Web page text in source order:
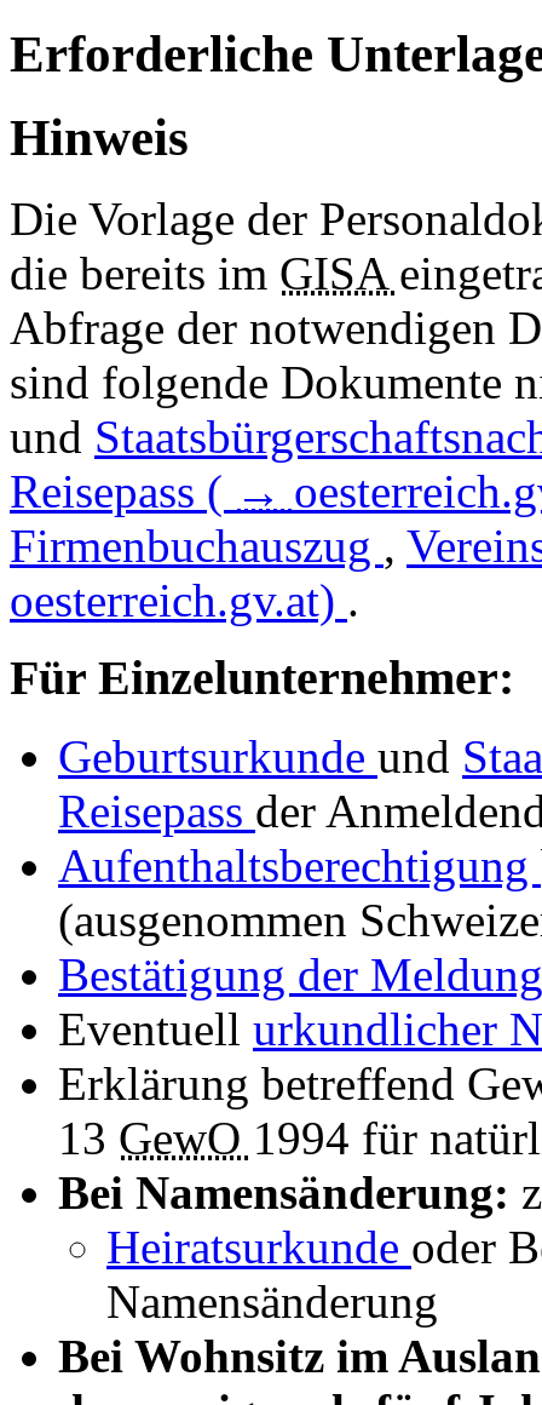
Erforderliche
Hinweis
Die Vorlage der
die bereits im GISA
Abfrage der notwendigen
sind folgende Dokumente
und
Reisepass ( →
Firmenbuchauszug ,
oesterreich.gv.at) .
Für Einzelunternehmer:
Geburtsurkunde und
Reisepass der
Aufenthaltsberechtigung
(ausgenommen
Bestätigung der Meldung
Eventuell urkundlicher
Erklärung betreffend
13 GewO 1994 für
Bei Namensänderung:
Heiratsurkunde oder
Namensänderung
Bei Wohnsitz im